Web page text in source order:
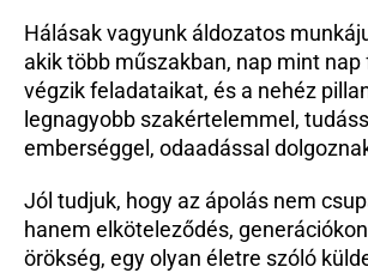
Hálásak vagyunk áldozatos
akik több műszakban, nap mint nap
végzik feladataikat, és a nehéz
legnagyobb szakértelemmel,
emberséggel, odaadással
Jól tudjuk, hogy az ápolás nem
hanem elköteleződés,
örökség, egy olyan életre szóló